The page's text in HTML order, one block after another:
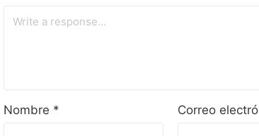
Nombre * Correo